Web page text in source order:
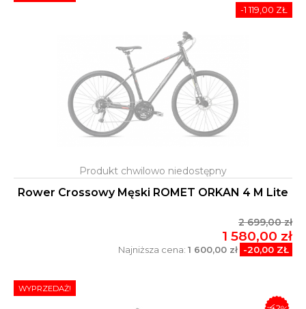
Rower Crossowy Męski ROMET ORKAN 4 M Lite
2 699,00 zł
1 580,00 zł
Najniższa cena: 1 600,00 zł -20,00 ZŁ
-1 119,00 ZŁ
WYPRZEDAŻ!